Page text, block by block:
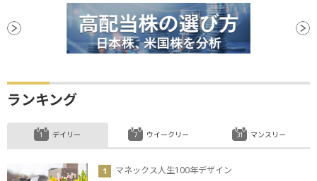
反落 安値 リスクオフ
ランキング
デイリー
マネックス人生100年デザイン
ウイークリー マンスリー